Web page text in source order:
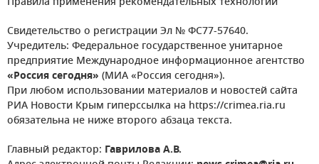
Свидетельство о регистрации Эл № ФС77-57640.
Учредитель: Федеральное государственное унитарное
предприятие Международное информационное агентство
«Россия сегодня» (МИА «Россия сегодня»).
При любом использовании материалов и новостей сайта
РИА Новости Крым гиперссылка на https://crimea.ria.ru
обязательна не ниже второго абзаца текста.
Главный редактор: Гаврилова А.В.